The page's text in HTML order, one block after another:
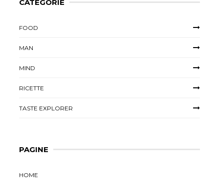
CATEGORIE
FOOD
MAN
MIND
RICETTE
TASTE EXPLORER
PAGINE
HOME